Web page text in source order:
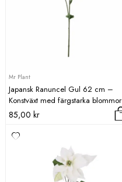
Mr Plant
Japansk Ranuncel Gul 62 cm –
Konstväxt med färgstarka blommor
85,00 kr